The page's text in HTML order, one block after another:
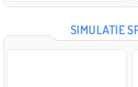
SIMULATIE